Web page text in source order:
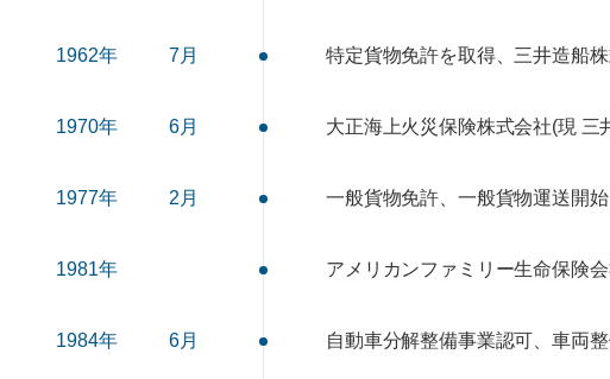
1962年 7月 特定貨物免許を取得、三井造船
1970年 6月 大正海上火災保険株式会社(現
1977年 2月 一般貨物免許、一般貨物運送開始
1981年 アメリカンファミリー生命保険
1984年 6月 自動車分解整備事業認可、車両